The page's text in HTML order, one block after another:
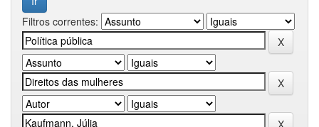
Filtros correntes: